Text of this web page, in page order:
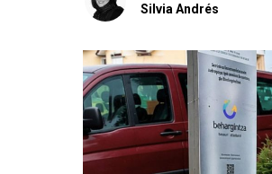
Silvia Andrés